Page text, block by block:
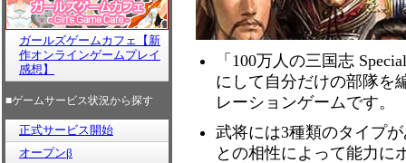
ガールズゲームカフェ【新
作オンラインゲームプレイ
感想】
■ゲームサービス状況から探す
正式サービス開始
オープンβ
「100万人の三国志
にして自分だけの部隊を
レーションゲームです。
武将には3種類のタイプ
との相性によって能力に